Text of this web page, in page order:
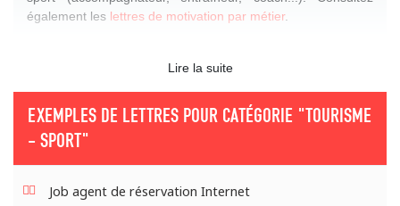
également les lettres de motivation par métier.
Lire la suite
EXEMPLES DE LETTRES POUR CATÉGORIE "TOURISME
- SPORT"
Job agent de réservation Internet